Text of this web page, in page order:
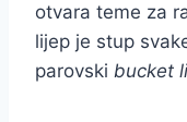
otvara teme za
lijep je stup
parovski bucket